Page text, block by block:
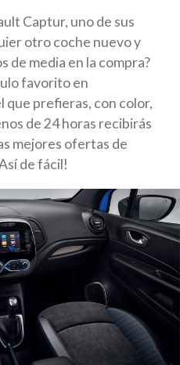
Captur, uno de sus
otro coche nuevo y
de media en la compra?
favorito en
que prefieras, con color,
de 24 horas recibirás
mejores ofertas de
de fácil!